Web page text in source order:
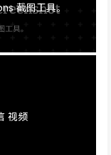
截图工具。
视频